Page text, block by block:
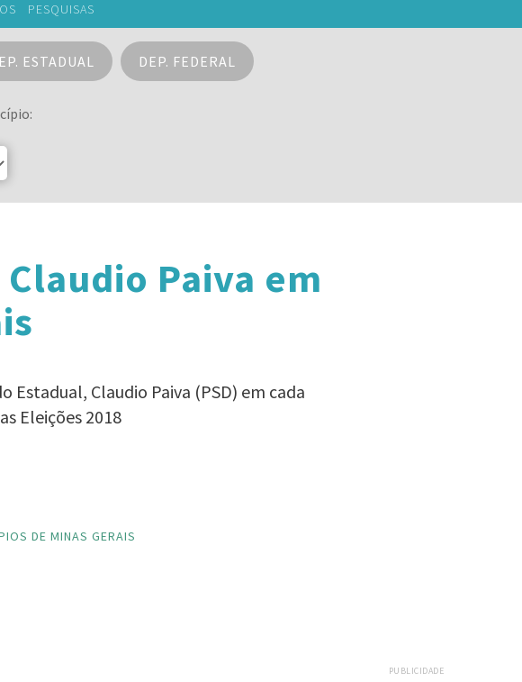
PESQUISAS
ESTADUAL DEP. FEDERAL
Paiva em
Claudio Paiva (PSD) em cada
Eleições 2018
DE MINAS GERAIS
PUBLICIDADE